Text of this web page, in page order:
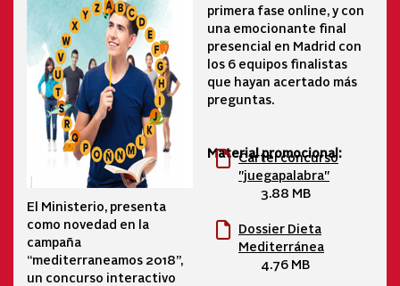
El Ministerio, presenta
como novedad en la
campaña
“mediterraneamos 2018”,
un concurso interactivo
primera fase online, y con
una emocionante final
presencial en Madrid con
los 6 equipos finalistas
que hayan acertado más
preguntas.
Material promocional:
Cartel concurso
"juegapalabra"
3.88 MB
Dossier Dieta
Mediterránea
4.76 MB